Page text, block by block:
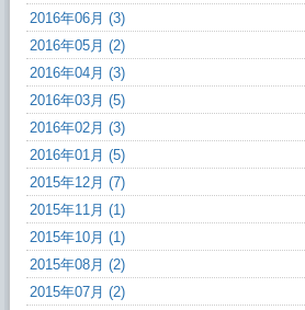
2016年06月 (3)
2016年05月 (2)
2016年04月 (3)
2016年03月 (5)
2016年02月 (3)
2016年01月 (5)
2015年12月 (7)
2015年11月 (1)
2015年10月 (1)
2015年08月 (2)
2015年07月 (2)